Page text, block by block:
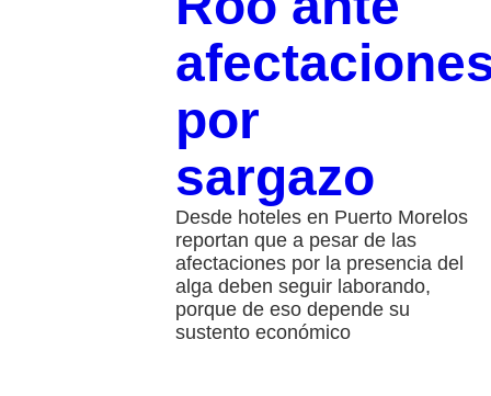
por
sargazo
Desde hoteles en Puerto Morelos
reportan que a pesar de las
afectaciones por la presencia del
alga deben seguir laborando,
porque de eso depende su
sustento económico